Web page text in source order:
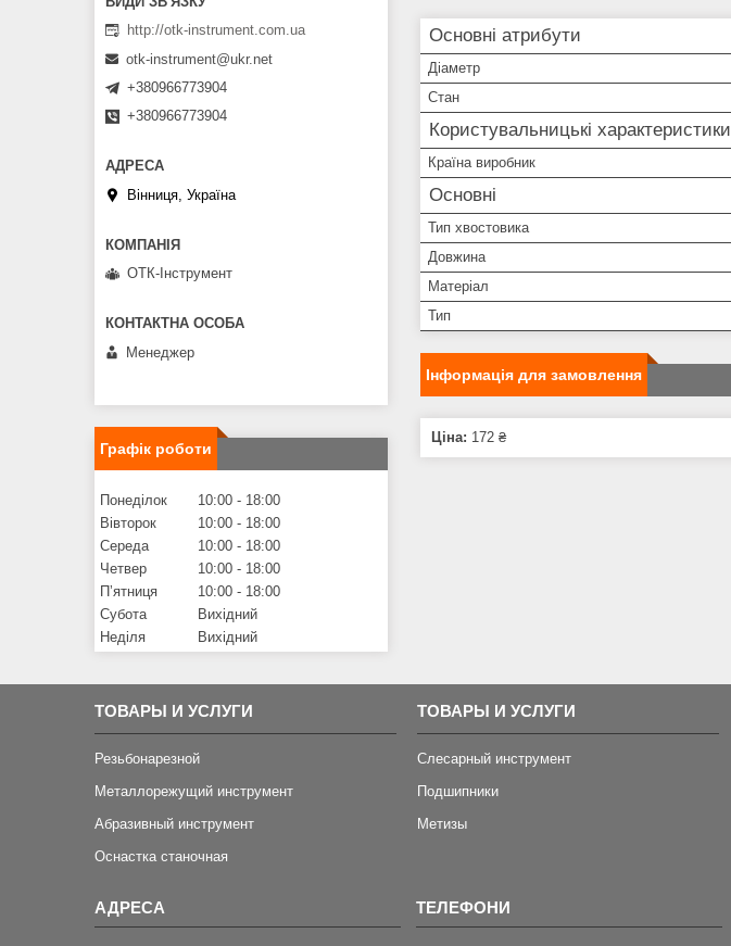
Основні атрибути
Діаметр
Стан
Користувальницькі характеристики
Країна виробник
Основні
Тип хвостовика
Довжина
Матеріал
Тип
Інформація для замовлення
Ціна: 172 ₴
http://otk-instrument.com.ua
otk-instrument@ukr.net
+380966773904
+380966773904
Вінниця, Україна
ОТК-Інструмент
Менеджер
Графік роботи
Понеділок 10:00
18:00
Вівторок
10:00
18:00
Середа
10:00
18:00
Четвер
10:00
18:00
Пʼятниця
10:00
18:00
Субота
Вихідний
Неділя
Вихідний
ТОВАРЫ И УСЛУГИ
Резьбонарезной
Металлорежущий инструмент
Абразивный инструмент
Оснастка станочная
ТОВАРЫ И УСЛУГИ
Слесарный инструмент
Подшипники
Метизы